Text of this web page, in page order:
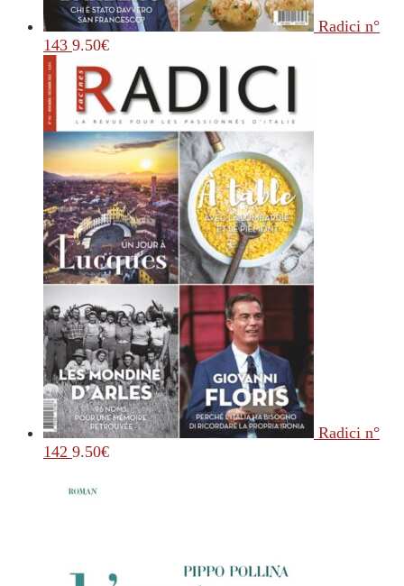
Radici n°
143 9.50€
Radici n°
142 9.50€